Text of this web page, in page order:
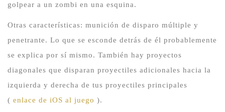
golpear a un zombi en una esquina.
Otras características: munición de disparo múltiple y
penetrante. Lo que se esconde detrás de él probablemente
se explica por sí mismo. También hay proyectos
diagonales que disparan proyectiles adicionales hacia la
izquierda y derecha de tus proyectiles principales
( enlace de iOS al juego ).